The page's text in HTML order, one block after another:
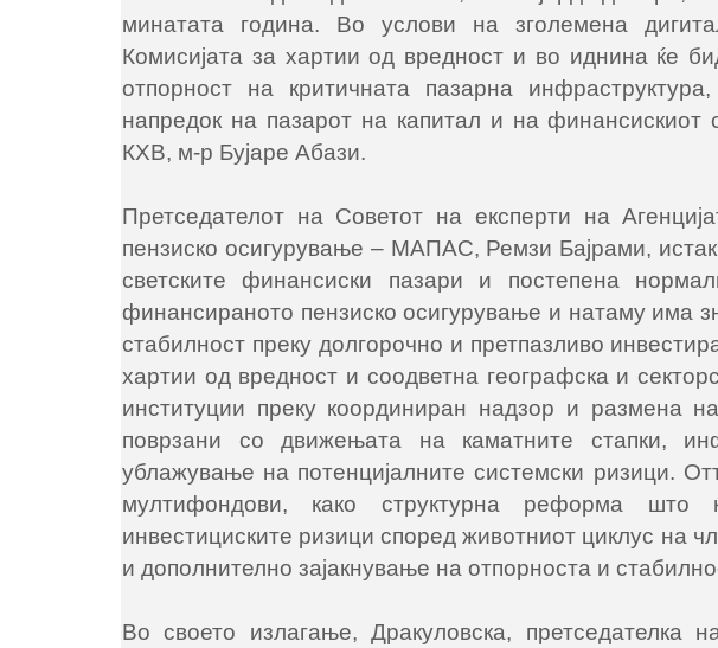
минатата година. Во услови на зголемена
Комисијата за хартии од вредност и во иднина ќе
отпорност на критичната пазарна
напредок на пазарот на капитал и на финансискиот
КХВ, м-р Бујаре Абази.
Претседателот на Советот на експерти на
пензиско осигурување ‒ МАПАС, Ремзи Бајрами,
светските финансиски пазари и постепена
финансираното пензиско осигурување и натаму има
стабилност преку долгорочно и претпазливо
хартии од вредност и соодветна географска и
институции преку координиран надзор и размена
поврзани со движењата на каматните стапки,
ублажување на потенцијалните системски ризици.
мултифондови, како структурна реформа што
инвестициските ризици според животниот циклус на
и дополнително зајакнување на отпорноста и
Во своето излагање, Дракуловска,